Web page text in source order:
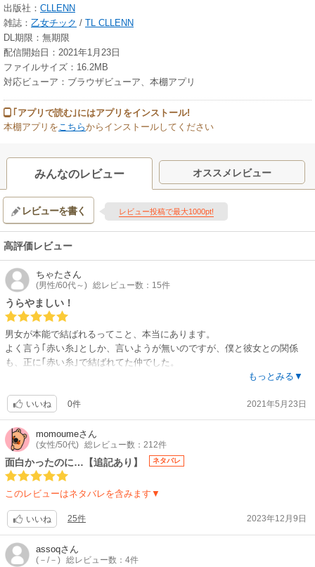
出版社： CLLENN
雑誌： 乙女チック / TL CLLENN
DL期限：無期限
配信開始日：2021年1月23日
ファイルサイズ：16.2MB
対応ビューア：ブラウザビューア、本棚アプリ
｢アプリで読む｣にはアプリをインストール!
本棚アプリをこちらからインストールしてください
みんなのレビュー オススメレビュー
レビューを書く レビュー投稿で最大1000pt!
高評価レビュー
ちゃたさん
(男性/60代～) 総レビュー数：15件
うらやましい！
男女が本能で結ばれるってこと、本当にあります。
よく言う｢赤い糸｣としか、言いようが無いのですが、僕と彼女との関係
も、正に｢赤い糸｣で結ばれてた仲でした。
同い年の子でした。
初めて出会ったのは、そのお宅に22才の時仕事で呼ばれて初めてお邪魔し
た時です。その時、上がった座敷の長テーブルにその子も、先輩や母親と
一緒にテーブルにいて、何をするでもなく(ポテチか何かでお茶飲んでたか
な？)座って鋳ました。
その時です。初めて行き合ったその子に対して
｢この人だ。僕がイレるのは！｣
その子はかわいいとか美人とかでなく、いつもふてくされて｢ったく、や
んなっちゃうな｣と言うような表情で、他の子と混ざったら垢抜けない、
逆に｢奥さんにしたくない｣方の子でした。
後から分かったのですが、酒が強くその家にいくと、必ず缶ビール２本は
もっとみる▼
いいね 0件 2021年5月23日
momoumeさん
(女性/50代) 総レビュー数：212件
面白かったのに…【追記あり】 ネタバレ
このレビューはネタバレを含みます▼
いいね 25件 2023年12月9日
assoqさん
(－/－) 総レビュー数：4件